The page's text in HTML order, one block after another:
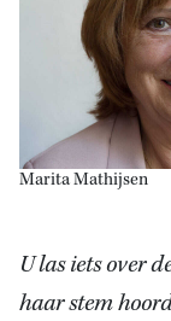
Marita Mathijsen
U las iets over
haar stem